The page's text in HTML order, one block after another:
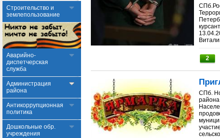
Cтроительство и
землепользование
Аварийно-
диспетчерская
служба
Администрация
района
Антикоррупционная
политика
Дошкольные обр.
учреждения
2
СПб.